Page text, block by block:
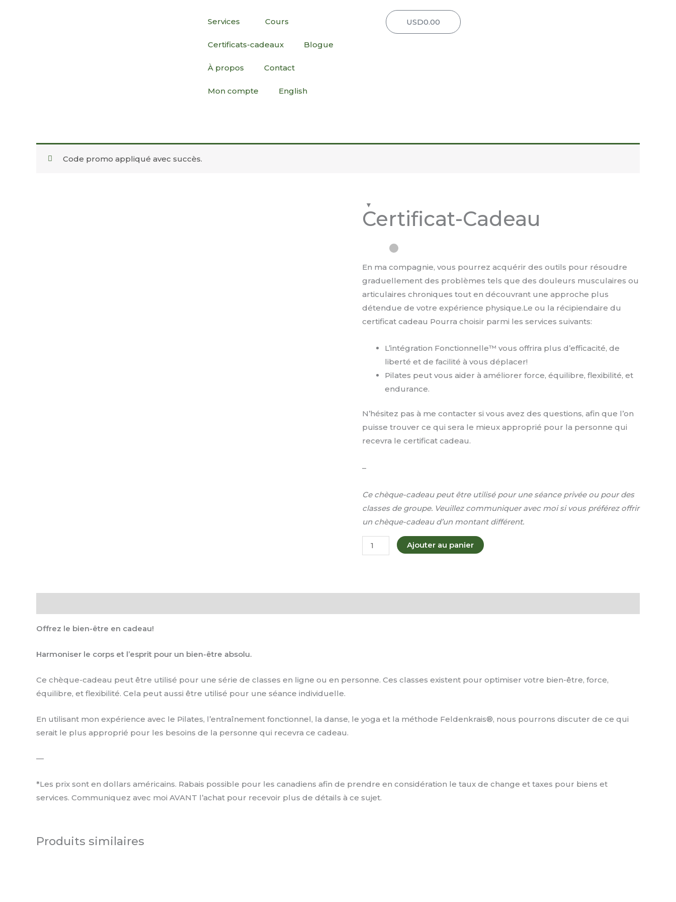
Services Cours
Certificats-cadeaux Blogue
À propos Contact
Mon compte English
USD0.00Panier
Code promo appliqué avec succès.
Certificat-Cadeau
En ma compagnie, vous pourrez acquérir des outils pour résoudre
graduellement des problèmes tels que des douleurs musculaires ou
articulaires chroniques tout en découvrant une approche plus
détendue de votre expérience physique.Le ou la récipiendaire du
certificat cadeau Pourra choisir parmi les services suivants:
L’intégration Fonctionnelle™ vous offrira plus d’efficacité, de
liberté et de facilité à vous déplacer!
Pilates peut vous aider à améliorer force, équilibre, flexibilité, et
endurance.
N’hésitez pas à me contacter si vous avez des questions, afin que l’on
puisse trouver ce qui sera le mieux approprié pour la personne qui
recevra le certificat cadeau.
–
Ce chèque-cadeau peut être utilisé pour une séance privée ou pour des
classes de groupe. Veuillez communiquer avec moi si vous préférez offrir
un chèque-cadeau d’un montant différent.
de
Certificat-
Ajouter au panier
Offrez le bien-être en cadeau!
Harmoniser le corps et l’esprit pour un bien-être absolu.
Ce chèque-cadeau peut être utilisé pour une série de classes en ligne ou en personne. Ces classes existent pour optimiser votre bien-être, force,
équilibre, et flexibilité. Cela peut aussi être utilisé pour une séance individuelle.
En utilisant mon expérience avec le Pilates, l’entraînement fonctionnel, la danse, le yoga et la méthode Feldenkrais®, nous pourrons discuter de ce qui
serait le plus approprié pour les besoins de la personne qui recevra ce cadeau.
—
*Les prix sont en dollars américains. Rabais possible pour les canadiens afin de prendre en considération le taux de change et taxes pour biens et
services. Communiquez avec moi AVANT l’achat pour recevoir plus de détails à ce sujet.
Produits similaires